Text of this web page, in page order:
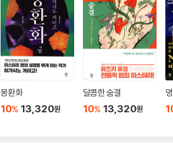
몽환화
10% 13,320원
달콤한 숨결
10% 13,320원